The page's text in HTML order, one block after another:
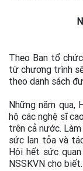
Theo Ban tổ
từ chương trình
theo danh sách
Những năm qua,
hộ các nghệ sĩ
trên cả nước.
sức lan tỏa và
Hội hết sức
NSSKVN cho biết.